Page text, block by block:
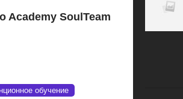
Academy SoulTeam
обучение